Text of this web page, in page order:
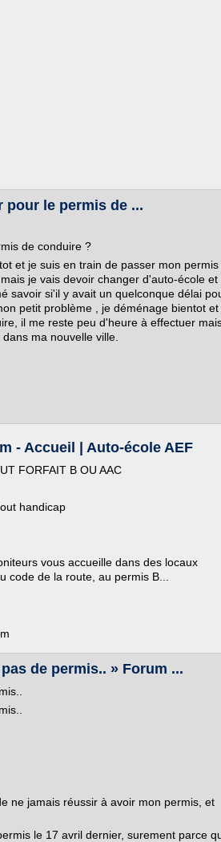
pour le permis de ...
de conduire ?
et je suis en train de passer mon permis
je vais devoir changer d'auto-école et
savoir si'il y avait un quelconque délai
petit problème , je déménage bientot et
il me reste peu d'heure à effectuer
ma nouvelle ville.
- Accueil | Auto-école AEF
FORFAIT B OU AAC
handicap
vous accueille dans des locaux
code de la route, au permis B...
de permis.. » Forum ...
ne jamais réussir à avoir mon permis, et
le 17 avril dernier, surement parce